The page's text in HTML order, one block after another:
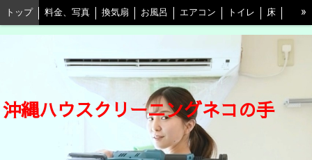
トップ 料金、写真 換気扇 お風呂 エアコン トイレ 床
ベランダ
割引等情報 口コミ 予約 よくある質問と回答
会社概要
プライバシーポリシー
»
沖縄ハウスクリーニングネコの手